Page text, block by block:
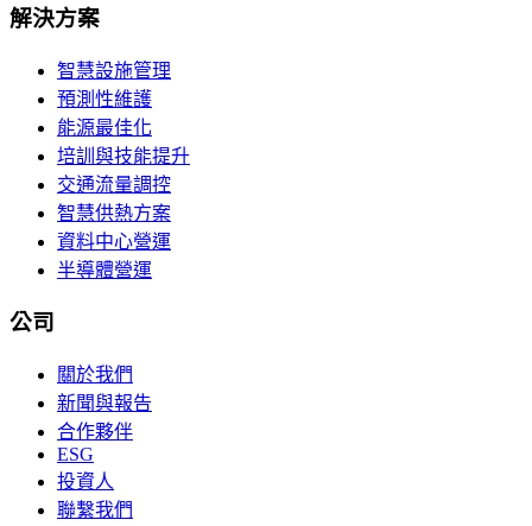
解決方案
智慧設施管理
預測性維護
能源最佳化
培訓與技能提升
交通流量調控
智慧供熱方案
資料中心營運
半導體營運
公司
關於我們
新聞與報告
合作夥伴
ESG
投資人
聯繫我們